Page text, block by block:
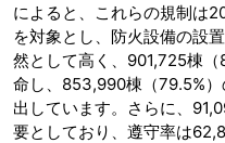
によると、これらの規制は
を対象とし、防火設備の設
然として高く、901,725棟
命し、853,990棟（79.5%
出しています。さらに、
要としており、遵守率は